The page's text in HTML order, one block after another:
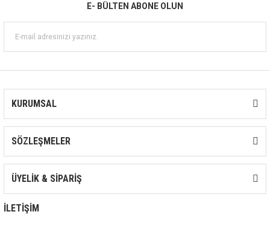
E- BÜLTEN ABONE OLUN
KURUMSAL
SÖZLEŞMELER
ÜYELİK & SİPARİŞ
İLETİŞİM